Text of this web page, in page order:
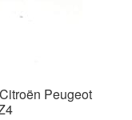
Peugeot